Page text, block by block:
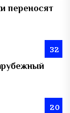
переносят
32
20